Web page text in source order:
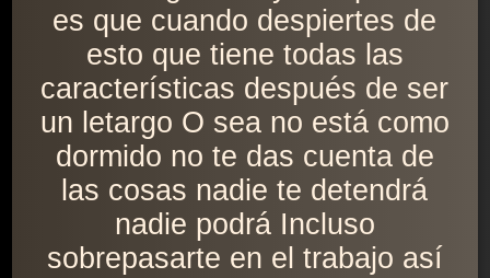
es que cuando despiertes de
esto que tiene todas las
características después de ser
un letargo O sea no está como
dormido no te das cuenta de
las cosas nadie te detendrá
nadie podrá Incluso
sobrepasarte en el trabajo así